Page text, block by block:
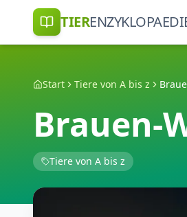
TIER
Start Tiere von A bis z
Brauen-
Tiere von A bis z